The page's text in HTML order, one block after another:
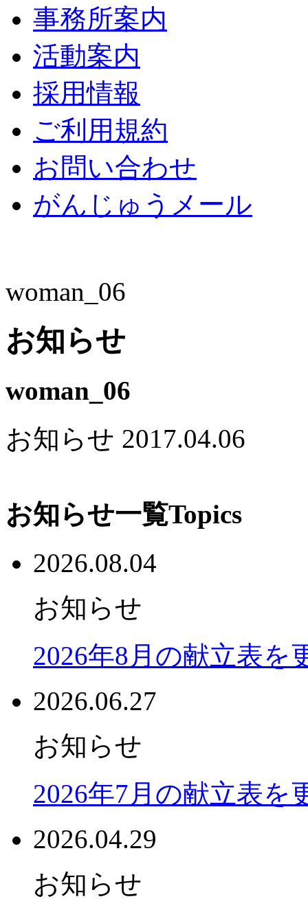
事務所案内
活動案内
採用情報
ご利用規約
お問い合わせ
がんじゅうメール
woman_06
お知らせ
woman_06
お知らせ 2017.04.06
お知らせ一覧Topics
2026.08.04
お知らせ
2026年8月の献立表を
2026.06.27
お知らせ
2026年7月の献立表を
2026.04.29
お知らせ